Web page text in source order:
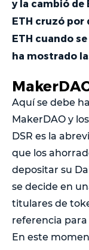
y la cambió de
ETH cruzó por
ETH cuando
ha mostrado
Aquí se debe
MakerDAO y
DSR es la
que los
depositar su
se decide en
titulares de
referencia para
En este